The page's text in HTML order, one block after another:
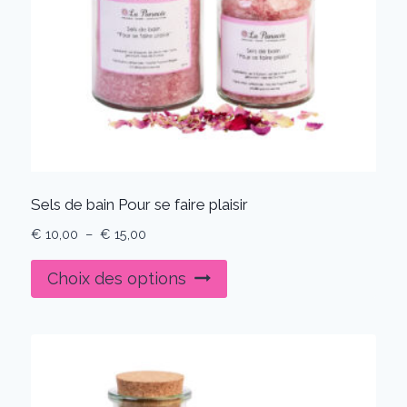
Sels de bain Pour se faire plaisir
€ 10,00 – € 15,00Plage
prix :
€ 10,00
Choix des options
produit